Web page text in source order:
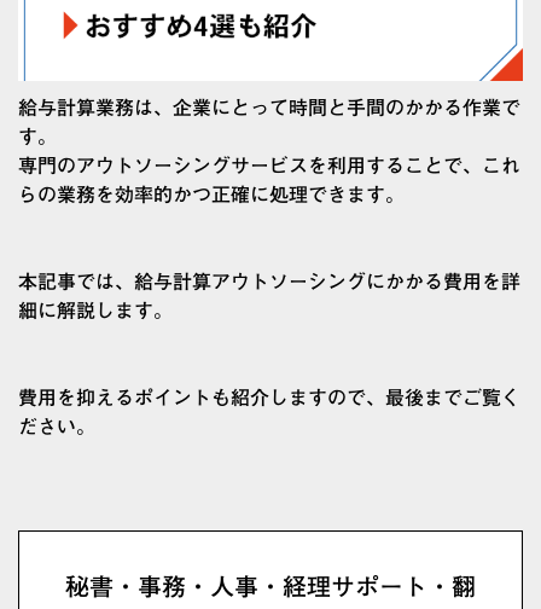
給与計算業務は、企業にとって時間と手間のかかる作業で
す。
専門のアウトソーシングサービスを利用することで、これ
らの業務を効率的かつ正確に処理できます。
本記事では、給与計算アウトソーシングにかかる費用を詳
細に解説します。
費用を抑えるポイントも紹介しますので、最後までご覧く
ださい。
秘書・事務・人事・経理サポート・翻